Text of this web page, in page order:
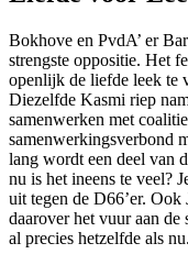
Bokhove en PvdA’ er
strengste oppositie. Het
openlijk de liefde leek te
Diezelfde Kasmi riep
samenwerken met
samenwerkingsverbond
lang wordt een deel van
nu is het ineens te veel?
uit tegen de D66’er.
daarover het vuur aan de
al precies hetzelfde als